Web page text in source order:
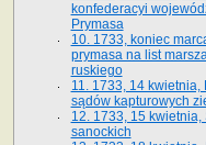
konfederacyi
Prymasa
10. 1733, koniec
prymasa na list
ruskiego
11. 1733, 14 kwietnia,
sądów kapturowych
12. 1733, 15
sanockich